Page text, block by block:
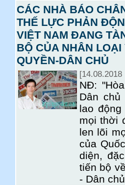
CÁC NHÀ BÁO
THẾ LỰC PHẢN
VIỆT NAM ĐANG
BỘ CỦA NHÂN
QUYỀN-DÂN CHỦ
[14.08.2018
NĐ:
Dân
lao
mọi thời
len lõi
của
diện,
tiến bộ
- Dân